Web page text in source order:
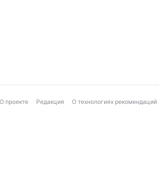
О проекте Редакция О технологиях рекомендаций